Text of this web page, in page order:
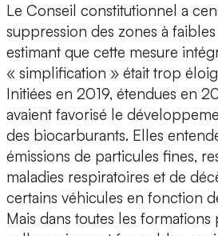
Le Conseil constitutionnel a
suppression des zones à faibles
estimant que cette mesure
« simplification » était trop
Initiées en 2019, étendues en
avaient favorisé le
des biocarburants. Elles
émissions de particules fines,
maladies respiratoires et de
certains véhicules en fonction
Mais dans toutes les